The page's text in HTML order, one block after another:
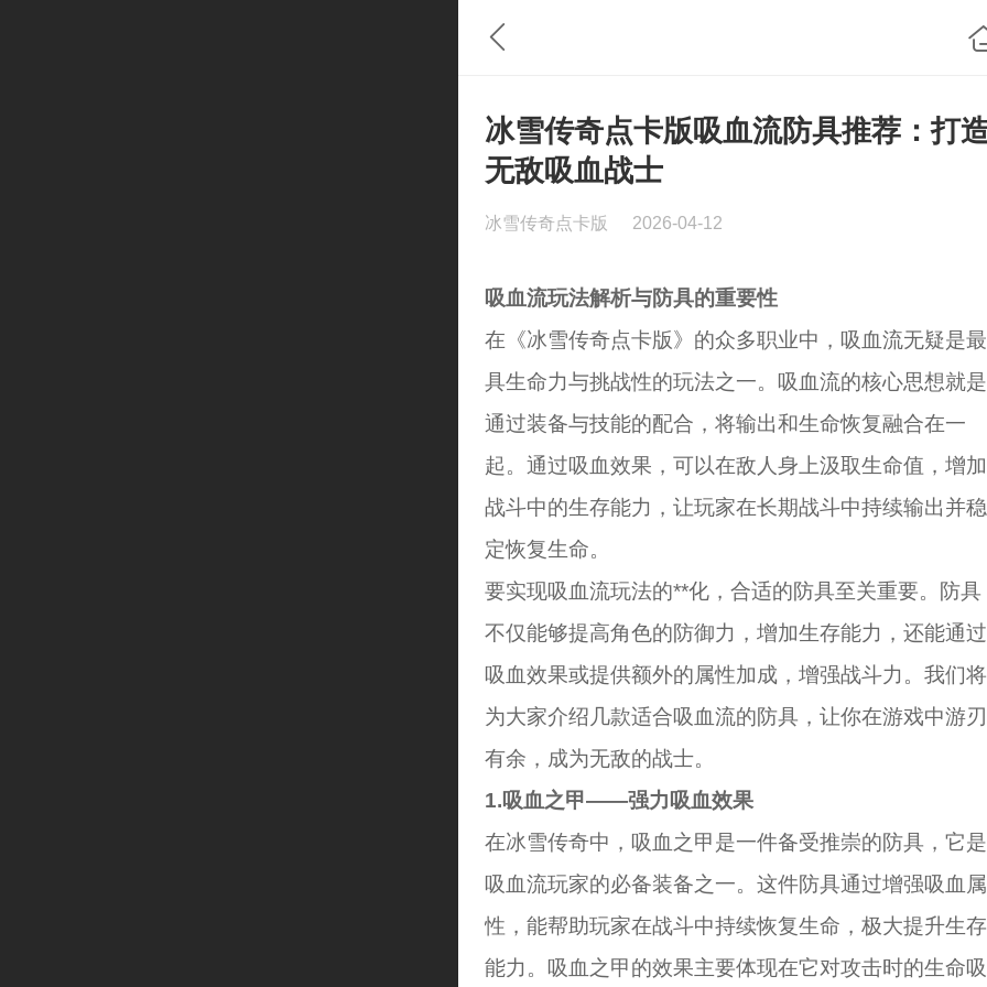
冰雪传奇点卡版吸血流防具推荐：打
无敌吸血战士
冰雪传奇点卡版 2026-04-12
吸血流玩法解析与防具的重要性
在《冰雪传奇点卡版》的众多职业中，吸血流无疑是最
具生命力与挑战性的玩法之一。吸血流的核心思想就是
通过装备与技能的配合，将输出和生命恢复融合在一
起。通过吸血效果，可以在敌人身上汲取生命值，增加
战斗中的生存能力，让玩家在长期战斗中持续输出并稳
定恢复生命。
要实现吸血流玩法的**化，合适的防具至关重要。防具
不仅能够提高角色的防御力，增加生存能力，还能通过
吸血效果或提供额外的属性加成，增强战斗力。我们将
为大家介绍几款适合吸血流的防具，让你在游戏中游刃
有余，成为无敌的战士。
1.吸血之甲——强力吸血效果
在冰雪传奇中，吸血之甲是一件备受推崇的防具，它是
吸血流玩家的必备装备之一。这件防具通过增强吸血属
性，能帮助玩家在战斗中持续恢复生命，极大提升生存
能力。吸血之甲的效果主要体现在它对攻击时的生命吸